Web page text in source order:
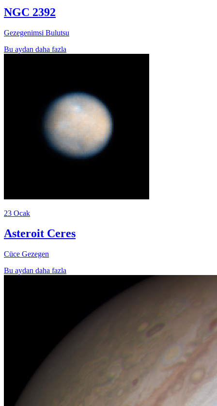
NGC 2392
Gezegenimsi Bulutsu
Bu aydan daha fazla
23 Ocak
Asteroit Ceres
Cüce Gezegen
Bu aydan daha fazla